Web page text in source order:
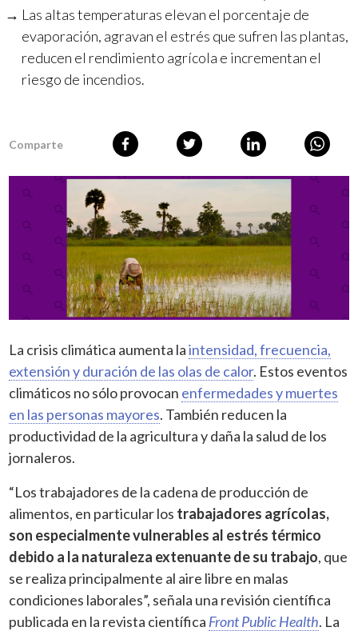
Las altas temperaturas elevan el porcentaje de
evaporación, agravan el estrés que sufren las plantas,
reducen el rendimiento agrícola e incrementan el
riesgo de incendios.
Comparte
La crisis climática aumenta laintensidad, frecuencia,
extensión y duración de las olas de calor. Estos eventos
climáticos no sólo provocan enfermedades y muertes
en las personas mayores. También reducen la
productividad de la agricultura y daña la salud de los
jornaleros.
“Los trabajadores de la cadena de producción de
alimentos, en particular los trabajadores agrícolas,
son especialmente vulnerables al estrés térmico
debido a la naturaleza extenuante de su trabajo, que
se realiza principalmente al aire libre en malas
condiciones laborales”, señala una revisión científica
publicada en la revista científica Front Public Health. La